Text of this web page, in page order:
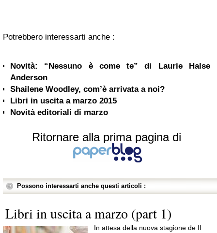
Potrebbero interessarti anche :
Novità: “Nessuno è come te” di Laurie Halse
Anderson
Shailene Woodley, com’è arrivata a noi?
Libri in uscita a marzo 2015
Novità editoriali di marzo
Ritornare alla prima pagina di
Possono interessarti anche questi articoli :
Libri in uscita a marzo (part 1)
In attesa della nuova stagione de Il